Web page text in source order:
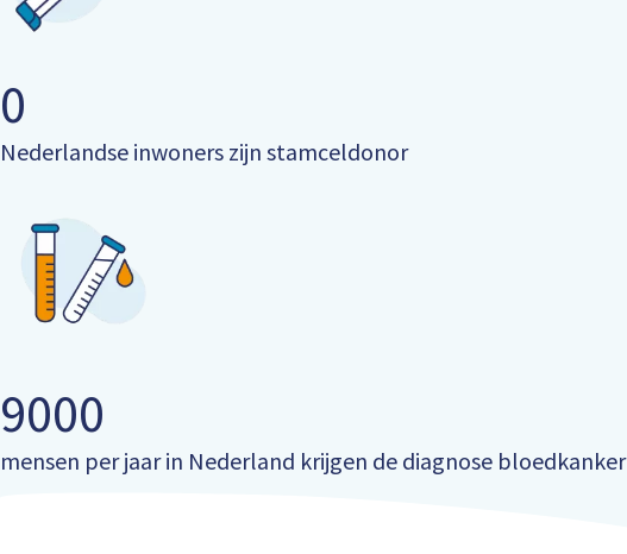
0
Nederlandse inwoners zijn stamceldonor
9000
mensen per jaar in Nederland krijgen de diagnose bloedkanker